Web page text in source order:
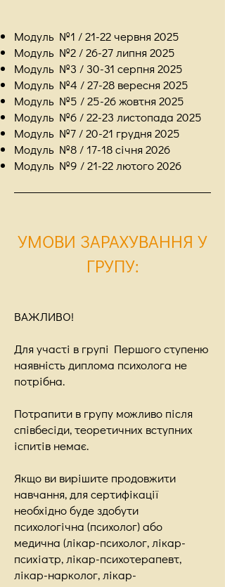
Модуль №1 / 21-22 червня 2025
Модуль №2 / 26-27 липня 2025
Модуль №3 / 30-31 серпня 2025
Модуль №4 / 27-28 вересня 2025
Модуль №5 / 25-26 жовтня 2025
Модуль №6 / 22-23 листопада 2025
Модуль №7 / 20-21 грудня 2025
Модуль №8 / 17-18 січня 2026
Модуль №9 / 21-22 лютого 2026
УМОВИ ЗАРАХУВАННЯ У
ГРУПУ:
ВАЖЛИВО!
Для участі в групі Першого ступеню
наявність диплома психолога не
потрібна.
Потрапити в групу можливо після
співбесіди, теоретичних вступних
іспитів немає.
Якщо ви вирішите продовжити
навчання, для сертифікації
необхідно буде здобути
психологічна (психолог) або
медична (лікар-психолог, лікар-
психіатр, лікар-психотерапевт,
лікар-нарколог, лікар-